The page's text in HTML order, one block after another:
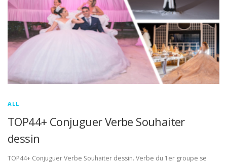
ALL
TOP44+ Conjuguer Verbe Souhaiter
dessin
TOP44+ Conjuguer Verbe Souhaiter dessin. Verbe du 1er groupe se